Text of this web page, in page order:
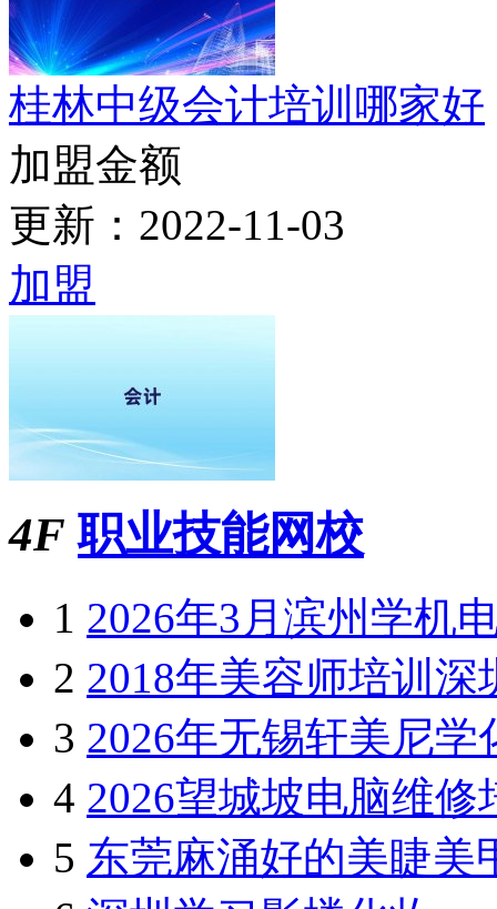
加盟金额
更新：2022-10-27
加盟
平南那里有注册会计师培
加盟金额
更新：2022-11-05
加盟
桂林中级会计培训哪家好
加盟金额
更新：2022-11-03
加盟